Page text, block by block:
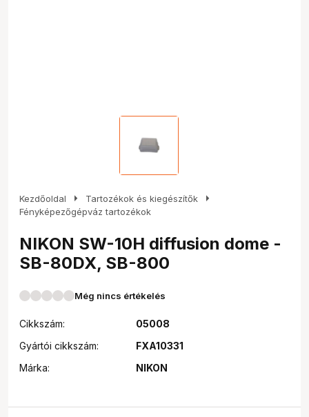
Kezdőoldal arrow_right Tartozékok és kiegészítők arrow_right
Fényképezőgépváz tartozékok
NIKON SW-10H diffusion dome -
SB-80DX, SB-800
Még nincs értékelés
Cikkszám:
05008
Gyártói cikkszám:
FXA10331
Márka:
NIKON